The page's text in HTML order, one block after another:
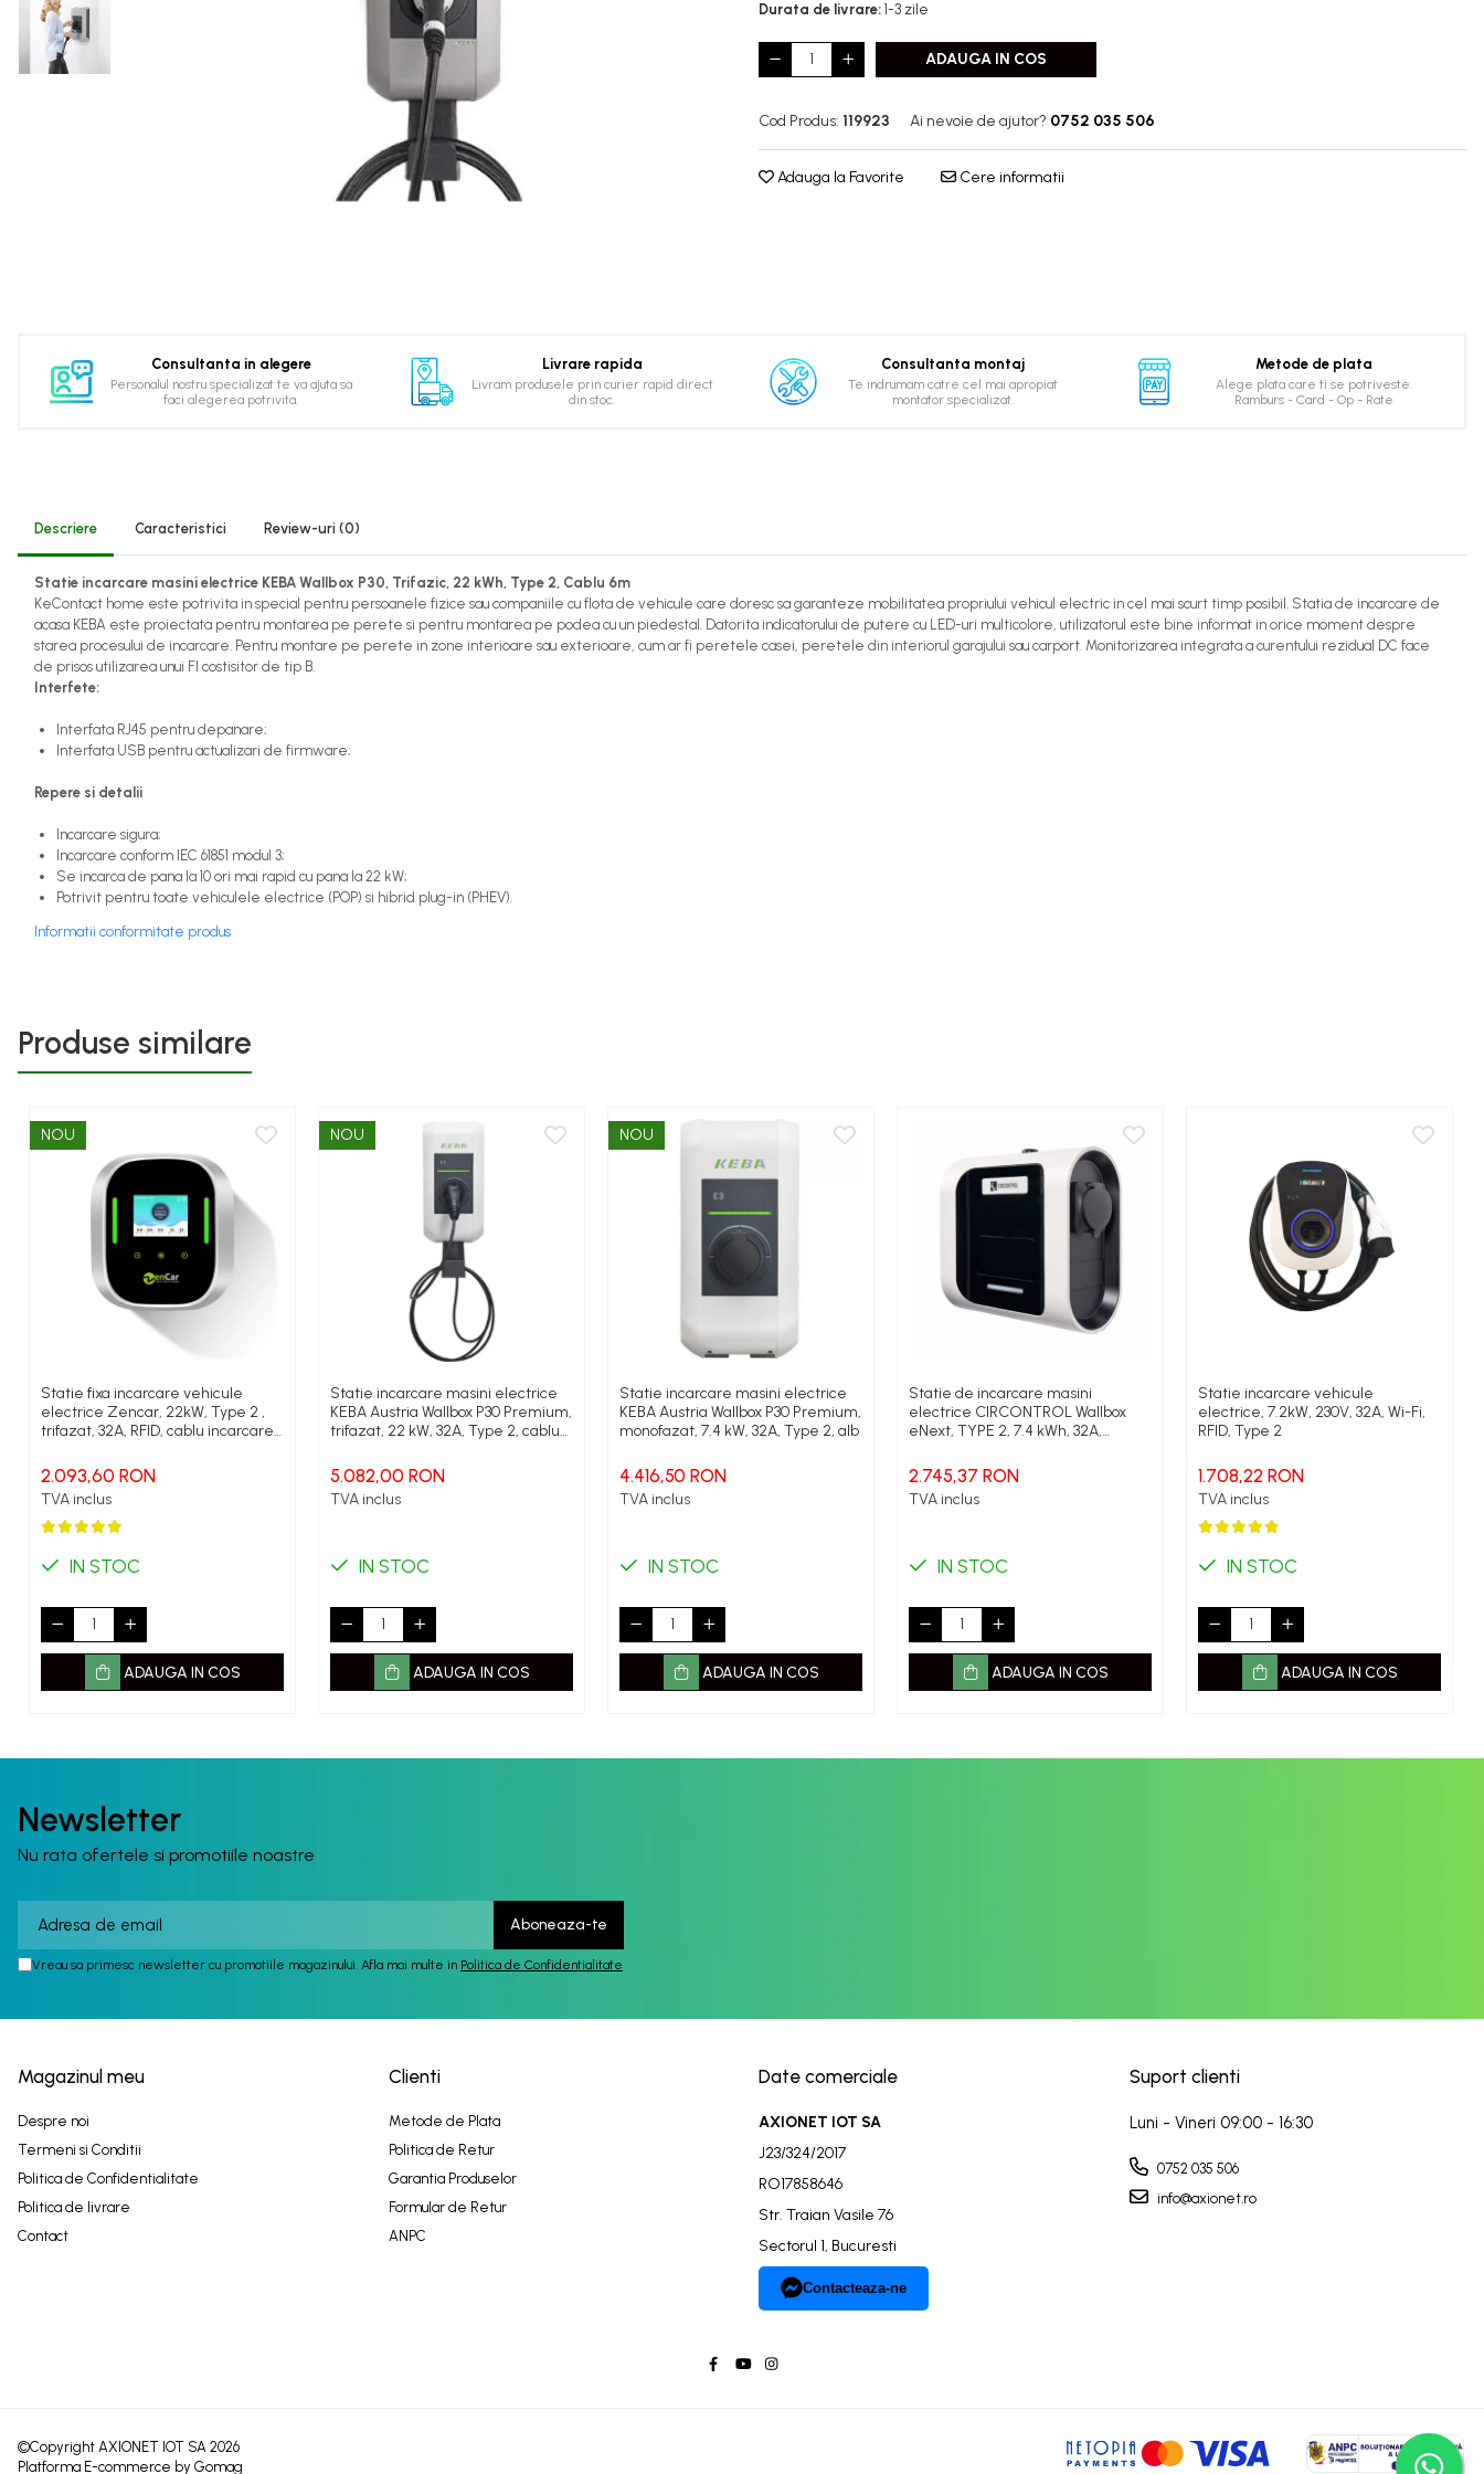
Invertoare monofazate on-grid
Invertoare monofazate hybrid
Dispozitive monitorizare
Energie portabila
Durata de livrare: 1-3 zile
ADAUGA IN COS
Cod Produs: 119923 Ai nevoie de ajutor? 0752 035 506
Adauga la Favorite Cere informatii
Consultanta in alegere
Personalul nostru specializat te va ajuta sa
faci alegerea potrivita.
Livrare rapida
Livram produsele prin curier rapid direct
din stoc.
Consultanta montaj
Te indrumam catre cel mai apropiat
montator specializat.
Metode de plata
Alege plata care ti se potriveste.
Ramburs - Card - Op - Rate
Descriere Caracteristici Review-uri (0)
Statie incarcare masini electrice KEBA Wallbox P30, Trifazic, 22 kWh, Type 2, Cablu 6m
KeContact home este potrivita in special pentru persoanele fizice sau companiile cu flota de vehicule care doresc sa garanteze mobilitatea propriului vehicul electric in cel mai scurt timp posibil. Statia de incarcare de
acasa KEBA este proiectata pentru montarea pe perete si pentru montarea pe podea cu un piedestal. Datorita indicatorului de putere cu LED-uri multicolore, utilizatorul este bine informat in orice moment despre
starea procesului de incarcare. Pentru montare pe perete in zone interioare sau exterioare, cum ar fi peretele casei, peretele din interiorul garajului sau carport. Monitorizarea integrata a curentului rezidual DC face
de prisos utilizarea unui FI costisitor de tip B.
Interfete:
Interfata RJ45 pentru depanare;
Interfata USB pentru actualizari de firmware;
Repere si detalii
Incarcare sigura;
Incarcare conform IEC 61851 modul 3;
Se incarca de pana la 10 ori mai rapid cu pana la 22 kW;
Potrivit pentru toate vehiculele electrice (POP) si hibrid plug-in (PHEV).
Informatii conformitate produs
Produse similare
NOU
Statie fixa incarcare vehicule
electrice Zencar, 22kW, Type 2 ,
trifazat, 32A, RFID, cablu incarcare
2.093,60 RON
TVA inclus
IN STOC
ADAUGA IN COS
NOU
Statie incarcare masini electrice
KEBA Austria Wallbox P30 Premium,
trifazat, 22 kW, 32A, Type 2, cablu
5.082,00 RON
TVA inclus
IN STOC
ADAUGA IN COS
NOU
Statie incarcare masini electrice
KEBA Austria Wallbox P30 Premium,
monofazat, 7.4 kW, 32A, Type 2, alb
4.416,50 RON
TVA inclus
IN STOC
ADAUGA IN COS
Statie de incarcare masini
electrice CIRCONTROL Wallbox
eNext, TYPE 2, 7.4 kWh, 32A,
de control
2.745,37 RON
TVA inclus
IN STOC
ADAUGA IN COS
Statie incarcare vehicule
electrice, 7.2kW, 230V, 32A, Wi-Fi,
RFID, Type 2
1.708,22 RON
TVA inclus
IN STOC
ADAUGA IN COS
Newsletter
Nu rata ofertele si promotiile noastre
Vreau sa primesc newsletter cu promotiile magazinului. Afla mai multe in Politica de Confidentialitate
Magazinul meu
Despre noi
Termeni si Conditii
Politica de Confidentialitate
Politica de livrare
Contact
Clienti
Metode de Plata
Politica de Retur
Garantia Produselor
Formular de Retur
ANPC
Date comerciale
AXIONET IOT SA
J23/324/2017
RO17858646
Str. Traian Vasile 76
Sectorul 1, Bucuresti
Contacteaza-ne
Suport clienti
Luni - Vineri 09:00 - 16:30
0752 035 506
info@axionet.ro
©Copyright AXIONET IOT SA 2026
Platforma E-commerce by Gomag